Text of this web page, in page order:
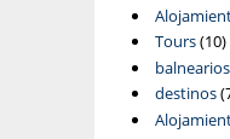
Tours(10)
balnearios
destinos